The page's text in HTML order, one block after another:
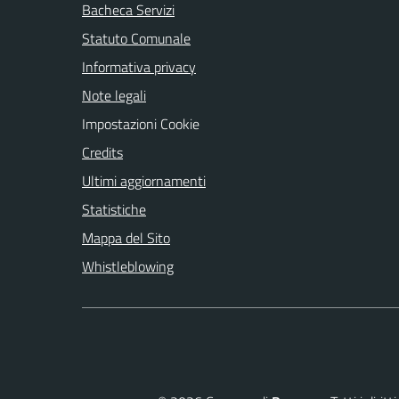
Bacheca Servizi
Statuto Comunale
Informativa privacy
Note legali
Impostazioni Cookie
Credits
Ultimi aggiornamenti
Statistiche
Mappa del Sito
Whistleblowing